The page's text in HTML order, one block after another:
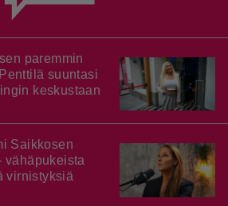
paremmin
suuntasi
keskustaan
Saikkosen
vähäpukeista
virnistyksiä